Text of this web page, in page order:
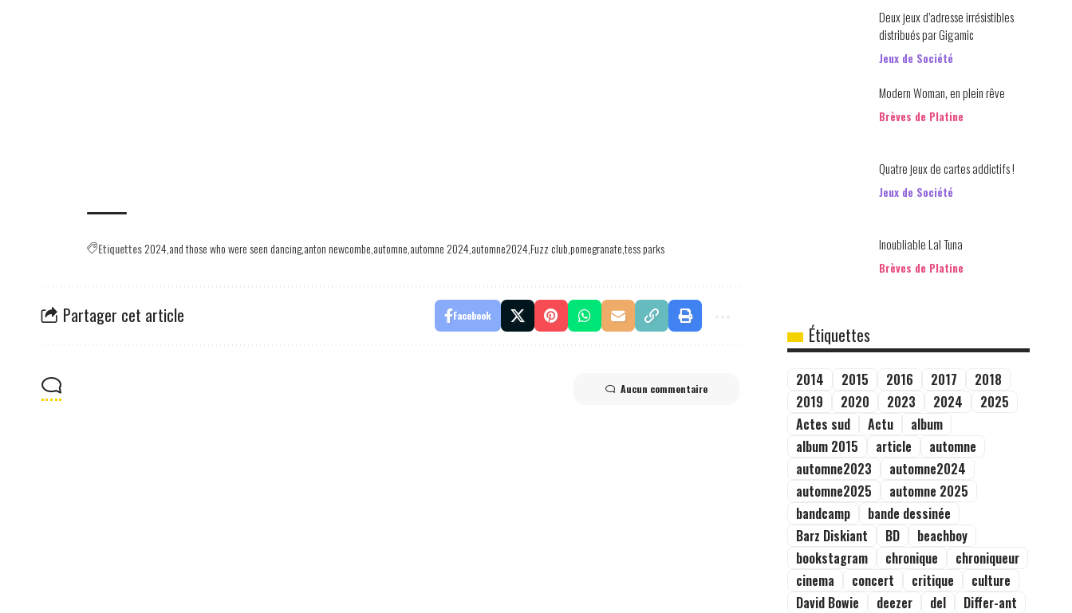
Etiquettes2024and those who were seen dancinganton newcombe automne automne 2024automne2024Fuzz club pomegranate tess parks
Partager cet article Facebook
Aucun commentaire
Deux jeux d’adresse irrésistibles
distribués par Gigamic
Jeux de Société
Modern Woman, en plein rêve
Brèves de Platine
Quatre jeux de cartes addictifs !
Jeux de Société
Inoubliable Lal Tuna
Brèves de Platine
Étiquettes
2014 2015 2016 2017
2018
2019
2020 2023 2024
2025
Actes sud
Actu
album
album 2015
article
automne
automne2023
automne2024
automne2025
automne 2025
bandcamp
bande dessinée
Barz Diskiant
BD
beachboy
bookstagram
chronique
chroniqueur
cinema
concert critique
culture
David Bowie
deezer del
Differ-ant